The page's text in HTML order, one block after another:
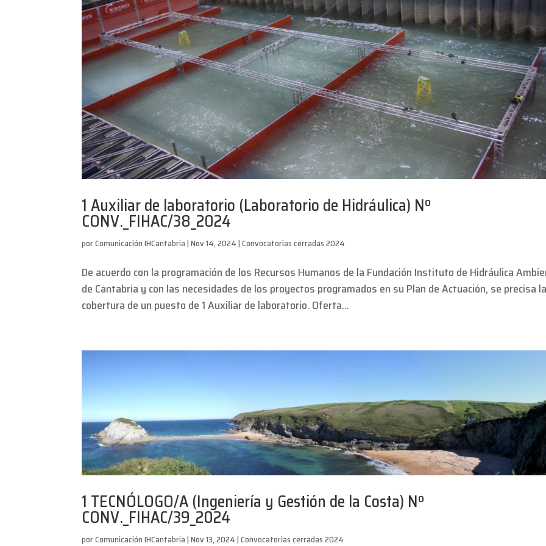
1 Auxiliar de laboratorio (Laboratorio de Hidráulica) Nº
CONV._FIHAC/38_2024
porComunicación IHCantabria|Nov 14, 2024|Convocatorias cerradas 2024
De acuerdo con la programación de los Recursos Humanos de la Fundación Instituto de Hidráulica
de Cantabria y con las necesidades de los proyectos programados en su Plan de Actuación, se precisa
cobertura de un puesto de 1 Auxiliar de laboratorio. Oferta...
1 TECNÓLOGO/A (Ingeniería y Gestión de la Costa) Nº
CONV._FIHAC/39_2024
porComunicación IHCantabria|Nov 13, 2024|Convocatorias cerradas 2024